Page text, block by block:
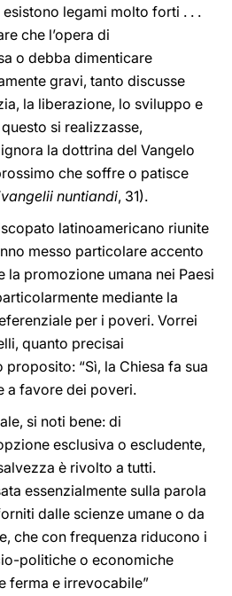
legami molto forti . . .
che l’opera di
o debba dimenticare
gravi, tanto discusse
la liberazione, lo sviluppo e
si realizzasse,
la dottrina del Vangelo
che soffre o patisce
nuntiandi, 31).
latinoamericano riunite
messo particolare accento
la promozione umana nei Paesi
mediante la
per i poveri. Vorrei
quanto precisai
“Sì, la Chiesa fa sua
a favore dei poveri.
si noti bene: di
esclusiva o escludente,
è rivolto a tutti.
essenzialmente sulla parola
dalle scienze umane o da
che con frequenza riducono i
politiche o economiche
ferma e irrevocabile”